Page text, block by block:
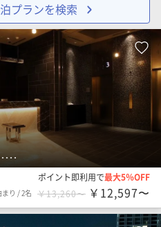
プランを検索
2 3 4 5
ポイント即利用で最大5％OFF
り /2名 ￥13,260〜 ￥12,597〜